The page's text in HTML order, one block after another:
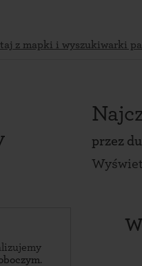
z mapki i wyszukiwarki
.
przez